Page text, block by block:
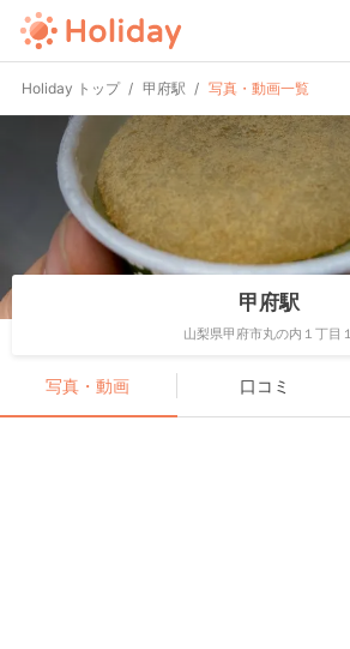
Holiday トップ 甲府駅 写真・動画一覧
甲府駅
山梨県甲府市丸の内１丁目１
写真・動画 口コミ